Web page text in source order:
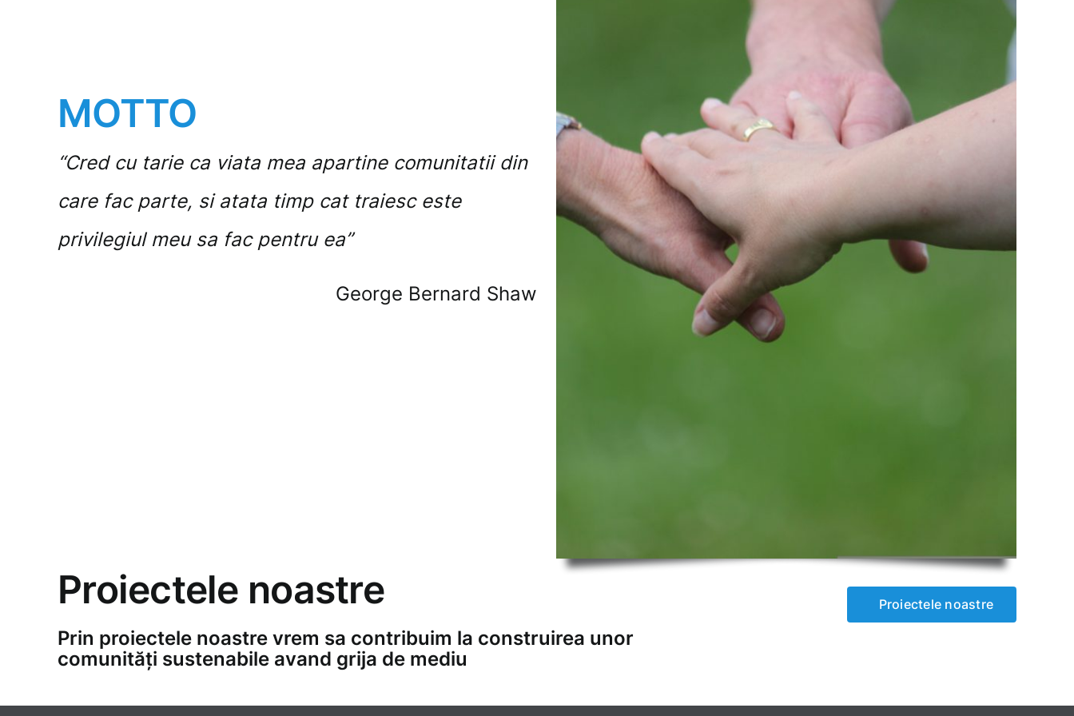
MOTTO
“Cred cu tarie ca viata mea apartine comunitatii din
care fac parte, si atata timp cat traiesc este
privilegiul meu sa fac pentru ea”
George Bernard Shaw
Proiectele noastre
Prin proiectele noastre vrem sa contribuim la construirea unor
comunități sustenabile avand grija de mediu
Proiectele noastre